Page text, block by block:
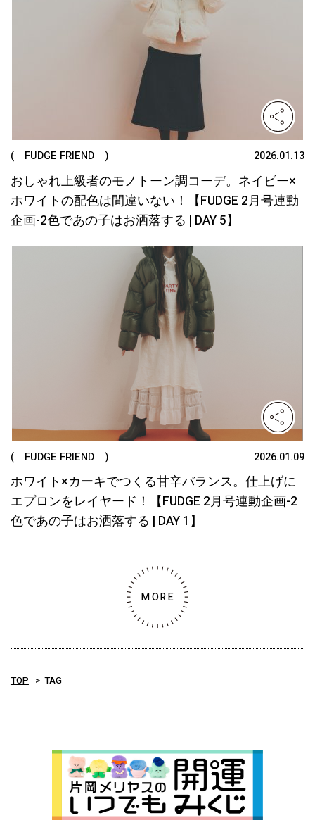
( FUDGE FRIEND ) 2026.01.13
おしゃれ上級者のモノトーン調コーデ。ネイビー×
ホワイトの配色は間違いない！【FUDGE 2月号連動
企画-2色であの子はお洒落する | DAY 5】
( FUDGE FRIEND ) 2026.01.09
ホワイト×カーキでつくる甘辛バランス。仕上げに
エプロンをレイヤード！【FUDGE 2月号連動企画-2
色であの子はお洒落する | DAY 1】
MORE
TOP TAG